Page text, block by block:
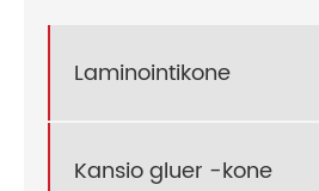
Laminointikone
Kansio gluer -kone